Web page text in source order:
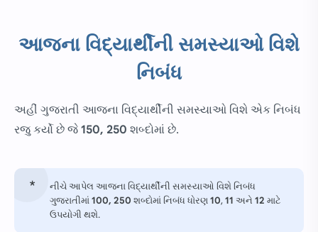
આજના વિદ્યાર્થીની સમસ્યાઓ વિશે
નિબંધ
અહીં ગુજરાતી આજના વિદ્યાર્થીની સમસ્યાઓ વિશે એક નિબંધ
રજુ કર્યો છે જે 150, 250 શબ્દોમાં છે.
નીચે આપેલ આજના વિદ્યાર્થીની સમસ્યાઓ વિશે નિબંધ
ગુજરાતીમાં100, 250 શબ્દોમાં નિબંધ ધોરણ10,11 અને 12 માટે
ઉપયોગી થશે.